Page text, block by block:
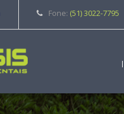
Fone: (51) 3022-7795